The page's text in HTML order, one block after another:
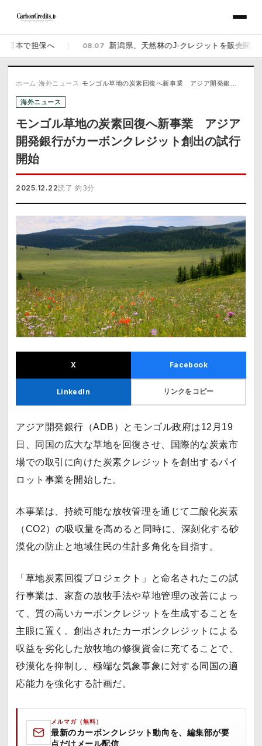
担保へ | 新潟県、天然林のJ-クレジットを販売開始 佐渡
ホーム ›海外ニュース ›モンゴル草地の炭素回復へ新事業 アジア開発銀…
海外ニュース
モンゴル草地の炭素回復へ新事業 アジア
開発銀行がカーボンクレジット創出の試行
開始
2025.12.22読了 約3分
X Facebook
LinkedIn リンクをコピー
アジア開発銀行（ADB）とモンゴル政府は12月19
日、同国の広大な草地を回復させ、国際的な炭素市
場での取引に向けた炭素クレジットを創出するパイ
ロット事業を開始した。
本事業は、持続可能な放牧管理を通じて二酸化炭素
（CO2）の吸収量を高めると同時に、深刻化する砂
漠化の防止と地域住民の生計多角化を目指す。
「草地炭素回復プロジェクト」と命名されたこの試
行事業は、家畜の放牧手法や草地管理の改善によっ
て、質の高いカーボンクレジットを生成することを
主眼に置く。創出されたカーボンクレジットによる
収益を劣化した放牧地の修復資金に充てることで、
砂漠化を抑制し、極端な気象事象に対する同国の適
応能力を強化する計画だ。
メルマガ（無料）
最新のカーボンクレジット動向を、編集部が要
点だけメール配信